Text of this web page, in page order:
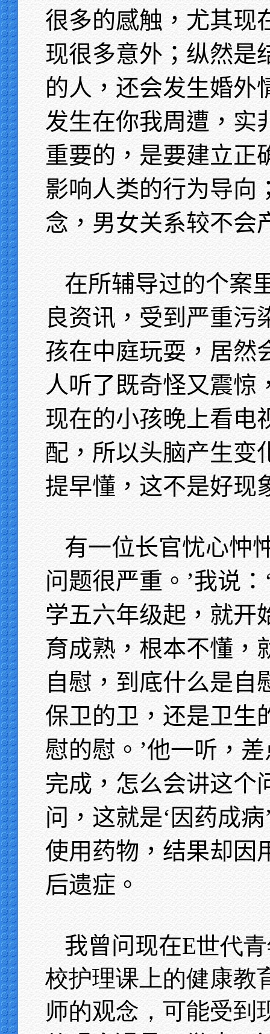
很多的感触，尤其现
现很多意外；纵然是
的人，还会发生婚外
发生在你我周遭，实
重要的，是要建立正
影响人类的行为导向
念，男女关系较不会
在所辅导过的个案
良资讯，受到严重
孩在中庭玩耍，居然
人听了既奇怪又震惊
现在的小孩晚上看电
配，所以头脑产生变
提早懂，这不是好现
有一位长官忧心忡
问题很严重。’我说
学五六年级起，就开
育成熟，根本不懂，
自慰，到底什么是自
保卫的卫，还是卫生
慰的慰。’他一听，
完成，怎么会讲这个
问，这就是‘因药成
使用药物，结果却因
后遗症。
我曾问现在E世代
校护理课上的健康教
师的观念，可能受到